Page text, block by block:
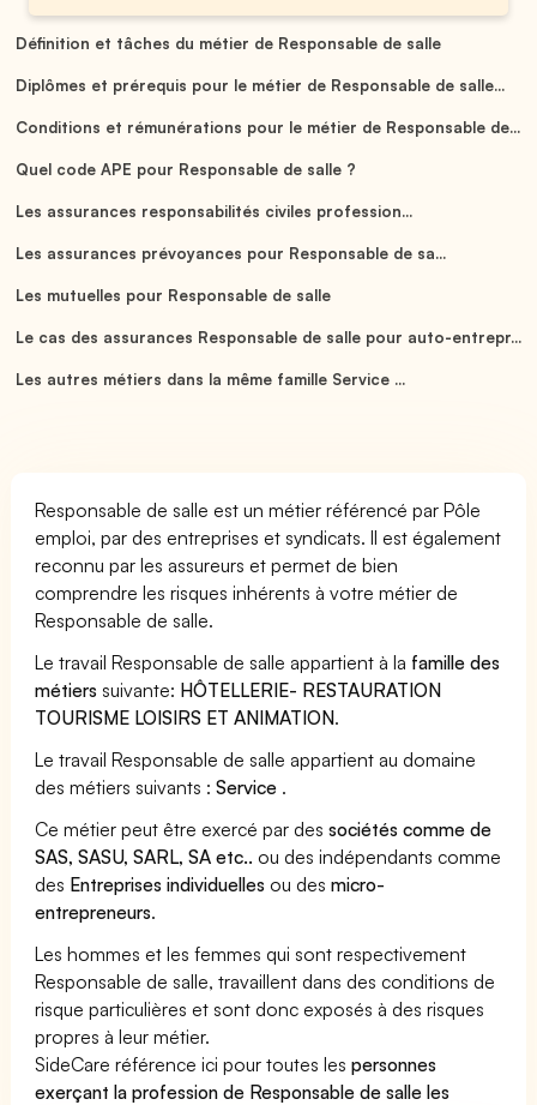
Définition et tâches du métier de Responsable de salle
Diplômes et prérequis pour le métier de Responsable de salle...
Conditions et rémunérations pour le métier de Responsable de...
Quel code APE pour Responsable de salle ?
Les assurances responsabilités civiles profession...
Les assurances prévoyances pour Responsable de sa...
Les mutuelles pour Responsable de salle
Le cas des assurances Responsable de salle pour auto-entrepr...
Les autres métiers dans la même famille Service ...
Responsable de salle est un métier référencé par Pôle
emploi, par des entreprises et syndicats. Il est également
reconnu par les assureurs et permet de bien
comprendre les risques inhérents à votre métier de
Responsable de salle.
Le travail Responsable de salle appartient à la famille des
métiers suivante: HÔTELLERIE- RESTAURATION
TOURISME LOISIRS ET ANIMATION.
Le travail Responsable de salle appartient au domaine
des métiers suivants :Service .
Ce métier peut être exercé par dessociétés comme de
SAS, SASU, SARL, SA etc.. ou des indépendants comme
des Entreprises individuelles ou desmicro-
entrepreneurs.
Les hommes et les femmes qui sont respectivement
Responsable de salle, travaillent dans des conditions de
risque particulières et sont donc exposés à des risques
propres à leur métier.
SideCare référence ici pour toutes lespersonnes
exerçant la profession de Responsable de salle les